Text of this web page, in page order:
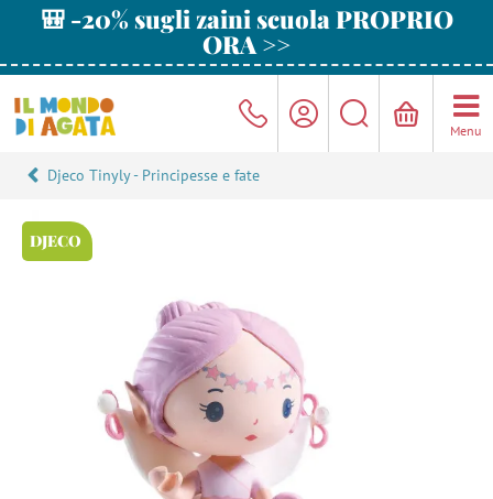
🎒 -20% sugli zaini scuola PROPRIO
ORA >>
Menu
Djeco Tinyly - Principesse e fate
DJECO